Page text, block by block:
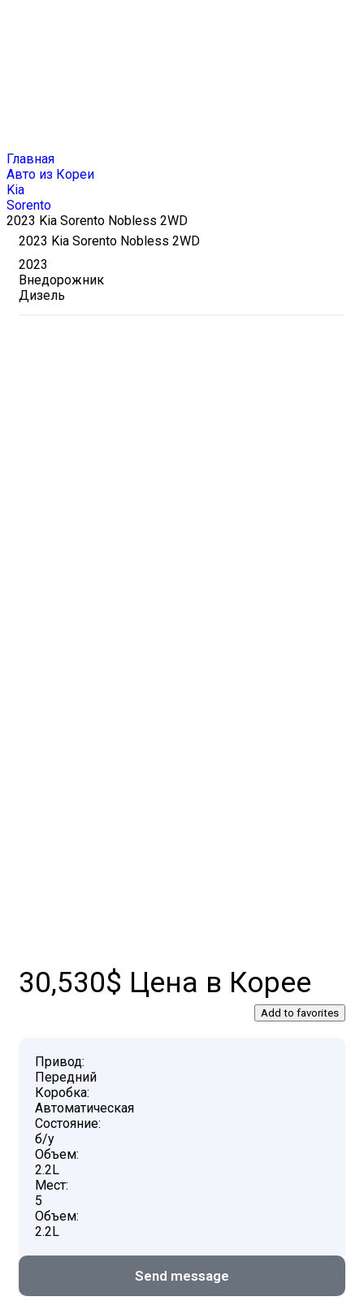
Главная
Авто из Кореи
Kia
Sorento
2023 Kia Sorento Nobless 2WD
2023 Kia Sorento Nobless 2WD
2023
Внедорожник
Дизель
30,530$ Цена в Корее
Add to favorites
Привод:
Передний
Коробка:
Автоматическая
Состояние:
б/у
Объем:
2.2L
Мест:
5
Объем:
2.2L
Send message